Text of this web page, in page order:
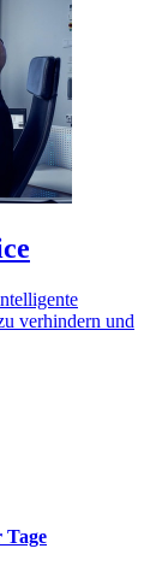
verhindern und